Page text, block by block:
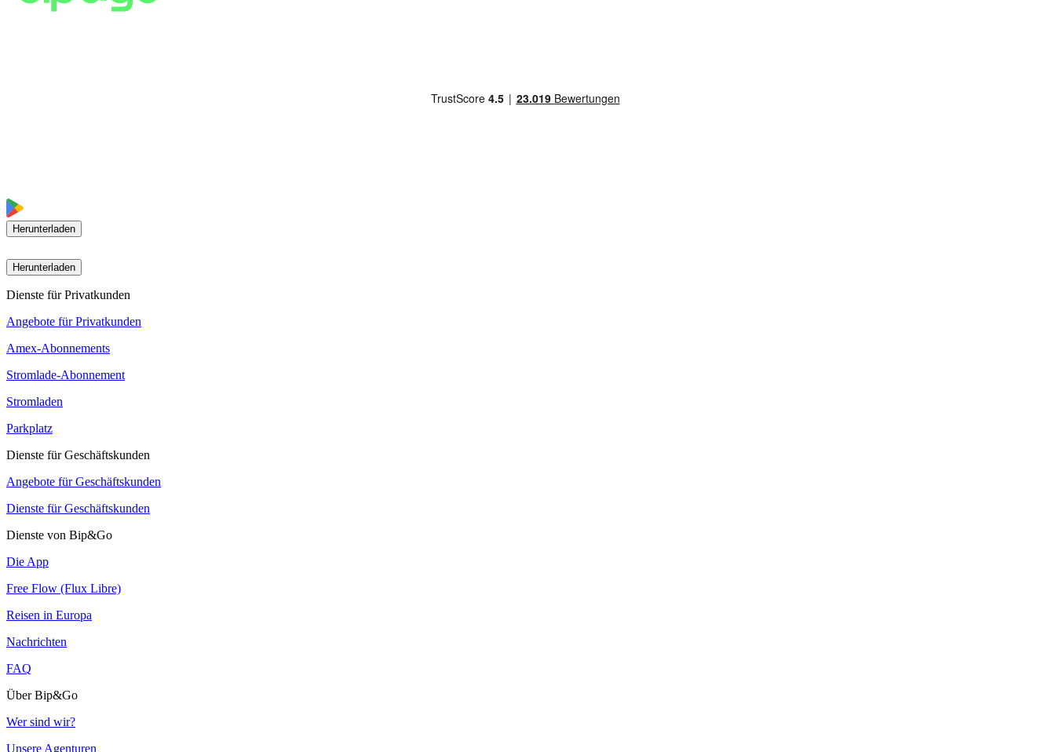
Herunterladen
Herunterladen
Dienste für Privatkunden
Angebote für Privatkunden
Amex-Abonnements
Stromlade-Abonnement
Stromladen
Parkplatz
Dienste für Geschäftskunden
Angebote für Geschäftskunden
Dienste für Geschäftskunden
Dienste von Bip&Go
Die App
Free Flow (Flux Libre)
Reisen in Europa
Nachrichten
FAQ
Über Bip&Go
Wer sind wir?
Unsere Agenturen